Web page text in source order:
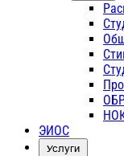
ЭИОС
Услуги